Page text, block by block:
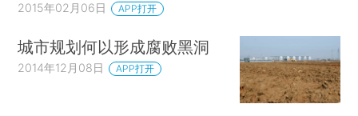
2015年02月06日 APP打开
城市规划何以形成腐败黑洞
2014年12月08日 APP打开